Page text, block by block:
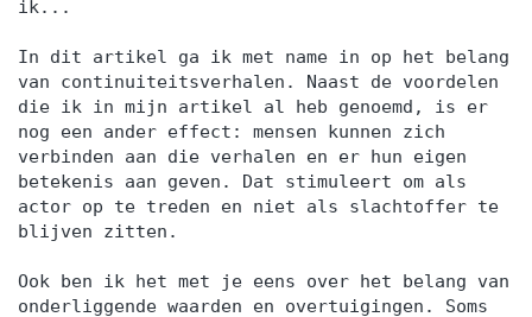
ik...
In dit artikel ga ik met name in op het belang
van continuiteitsverhalen. Naast de voordelen
die ik in mijn artikel al heb genoemd, is er
nog een ander effect: mensen kunnen zich
verbinden aan die verhalen en er hun eigen
betekenis aan geven. Dat stimuleert om als
actor op te treden en niet als slachtoffer te
blijven zitten.
Ook ben ik het met je eens over het belang van
onderliggende waarden en overtuigingen. Soms